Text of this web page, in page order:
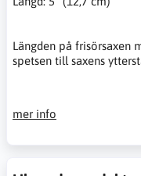
Längden på frisörsaxen
spetsen till saxens
mer info